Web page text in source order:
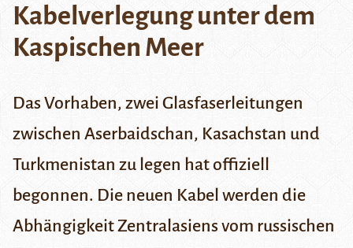
Kabelverlegung unter dem
Kaspischen Meer
Das Vorhaben, zwei Glasfaserleitungen
zwischen Aserbaidschan, Kasachstan und
Turkmenistan zu legen hat offiziell
begonnen. Die neuen Kabel werden die
Abhängigkeit Zentralasiens vom russischen